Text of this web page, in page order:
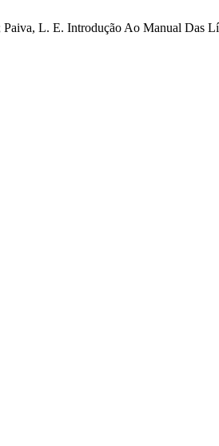
L. E. Introdução Ao Manual Das